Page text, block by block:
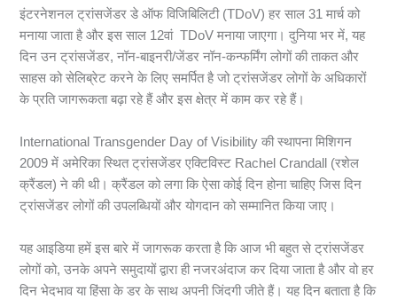
इंटरनेशनल ट्रांसजेंडर डे ऑफ विजिबिलिटी (TDoV) हर साल 31 मार्च को
मनाया जाता है और इस साल 12वां TDoV मनाया जाएगा। दुनिया भर में, यह
दिन उन ट्रांसजेंडर, नॉन-बाइनरी/जेंडर नॉन-कन्फर्मिंग लोगों की ताकत और
साहस को सेलिब्रेट करने के लिए समर्पित है जो ट्रांसजेंडर लोगों के अधिकारों
के प्रति जागरूकता बढ़ा रहे हैं और इस क्षेत्र में काम कर रहे हैं।
International Transgender Day of Visibility की स्थापना मिशिगन
2009 में अमेरिका स्थित ट्रांसजेंडर एक्टिविस्ट Rachel Crandall (रशेल
क्रैंडल) ने की थी। क्रैंडल को लगा कि ऐसा कोई दिन होना चाहिए जिस दिन
ट्रांसजेंडर लोगों की उपलब्धियों और योगदान को सम्मानित किया जाए।
यह आइडिया हमें इस बारे में जागरूक करता है कि आज भी बहुत से ट्रांसजेंडर
लोगों को, उनके अपने समुदायों द्वारा ही नजरअंदाज कर दिया जाता है और वो हर
दिन भेदभाव या हिंसा के डर के साथ अपनी जिंदगी जीते हैं। यह दिन बताता है कि